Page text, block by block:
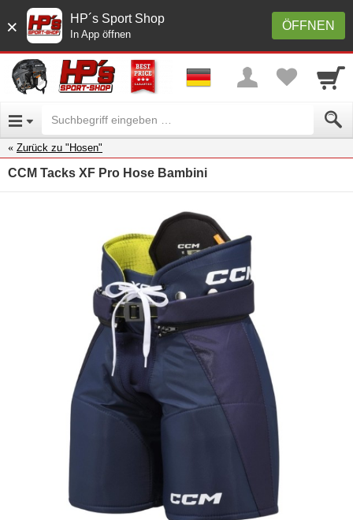
× ÖFFNEN
HP´s Sport Shop
In App öffnen
Zurück zu "Hosen"
CCM Tacks XF Pro Hose Bambini